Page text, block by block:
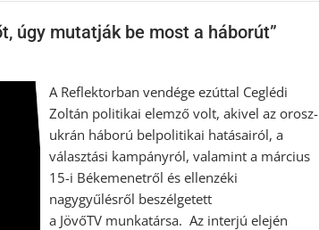
úgy mutatják be most a háborút”
A Reflektorban vendége ezúttal Ceglédi
Zoltán politikai elemző volt, akivel az orosz-
ukrán háború belpolitikai hatásairól, a
választási kampányról, valamint a március
15-i Békemenetről és ellenzéki
nagygyűlésről beszélgetett
a JövőTV munkatársa. Az interjú elején